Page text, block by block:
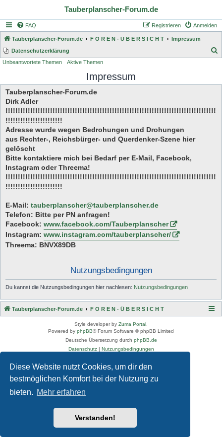
Diese Website nutzt Cookies, um dir den
bestmöglichen Komfort bei der Nutzung zu
bieten. Mehr erfahren
Verstanden!
Tauberplanscher-Forum.de
FAQ Anmelden
Registrieren
Tauberplanscher-Forum.de F O R E N - Ü B E R S I C H T
Impressum
Datenschutzerklärung
h
Unbeantwortete Themen Aktive Themen
Impressum
Tauberplanscher-Forum.de
Dirk Adler
!!!!!!!!!!!!!!!!!!!!!!!!!!!!!!!!!!!!!!!!!!!!!!!!!!!!!!!!!!!!!!!!!!!!!!!!!!!!!!!!!!!!!
!!!!!!!!!!!!!!!!!!!!!!!
Adresse wurde wegen Bedrohungen und Drohungen
aus Rechter-, Reichsbürger- und Querdenker-Szene hier
gelöscht
Bitte kontaktiere mich bei Bedarf per E-Mail, Facebook,
Instagram oder Threema!
!!!!!!!!!!!!!!!!!!!!!!!!!!!!!!!!!!!!!!!!!!!!!!!!!!!!!!!!!!!!!!!!!!!!!!!!!!!!!!!!!!!!!
!!!!!!!!!!!!!!!!!!!!!!!
E-Mail: tauberplanscher@tauberplanscher.de
Telefon: Bitte per PN anfragen!
Facebook: www.facebook.com/Tauberplanscher
Instagram: www.instagram.com/tauberplanscher/
Threema: BNVX89DB
Nutzungsbedingungen
Du kannst die Nutzungsbedingungen hier nachlesen: Nutzungsbedingungen
Tauberplanscher-Forum.de F O R E N - Ü B E R S I C H T
Style developer by Zuma Portal
Powered by phpBB® Forum Software © phpBB Limited
Deutsche Übersetzung durch phpBB.de
Datenschutz| Nutzungsbedingungen